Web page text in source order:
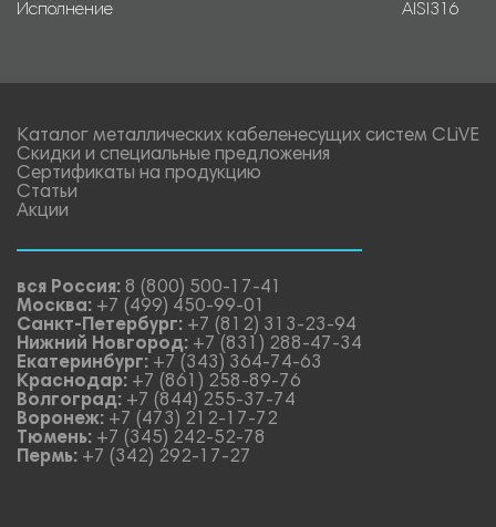
Исполнение AISI316
Каталог металлических кабеленесущих систем CLiVE
Скидки и специальные предложения
Сертификаты на продукцию
Статьи
Акции
вся Россия: 8 (800) 500-17-41
Москва: +7 (499) 450-99-01
Санкт-Петербург: +7 (812) 313-23-94
Нижний Новгород: +7 (831) 288-47-34
Екатеринбург: +7 (343) 364-74-63
Краснодар: +7 (861) 258-89-76
Волгоград: +7 (844) 255-37-74
Воронеж: +7 (473) 212-17-72
Тюмень: +7 (345) 242-52-78
Пермь: +7 (342) 292-17-27